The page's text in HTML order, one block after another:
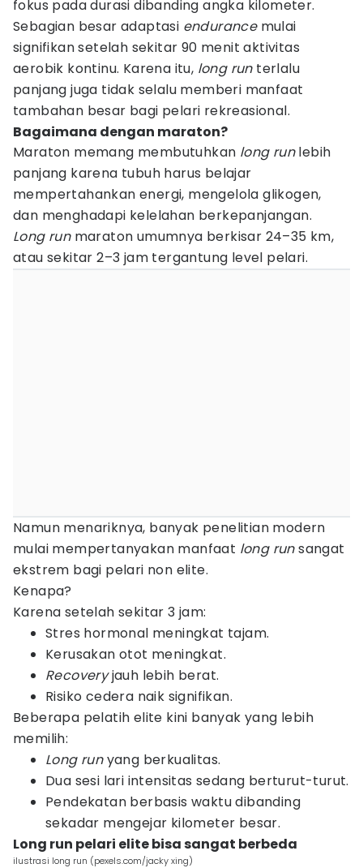
fokus pada durasi dibanding angka kilometer.
Sebagian besar adaptasi endurancemulai
signifikan setelah sekitar 90 menit aktivitas
aerobik kontinu. Karena itu, long runterlalu
panjang juga tidak selalu memberi manfaat
tambahan besar bagi pelari rekreasional.
Bagaimana dengan maraton?
Maraton memang membutuhkan long runlebih
panjang karena tubuh harus belajar
mempertahankan energi, mengelola glikogen,
dan menghadapi kelelahan berkepanjangan.
Long runmaraton umumnya berkisar 24–35 km,
atau sekitar 2–3 jam tergantung level pelari.
Namun menariknya, banyak penelitian modern
mulai mempertanyakan manfaat long runsangat
ekstrem bagi pelari non elite.
Kenapa?
Karena setelah sekitar 3 jam:
Stres hormonal meningkat tajam.
Kerusakan otot meningkat.
Recoveryjauh lebih berat.
Risiko cedera naik signifikan.
Beberapa pelatih elite kini banyak yang lebih
memilih:
Long runyang berkualitas.
Dua sesi lari intensitas sedang berturut-turut.
Pendekatan berbasis waktu dibanding
sekadar mengejar kilometer besar.
Long run pelari elite bisa sangat berbeda
ilustrasi long run (pexels.com/jacky xing)